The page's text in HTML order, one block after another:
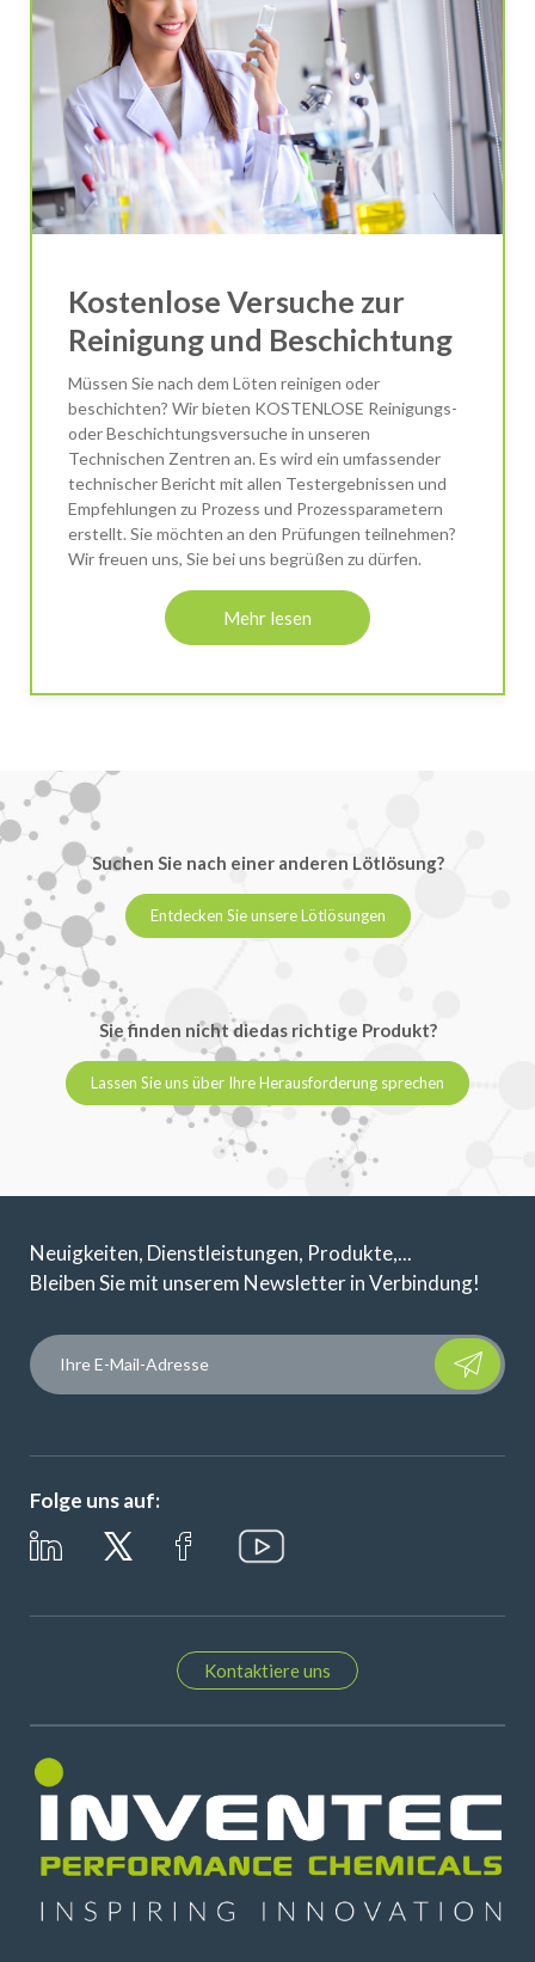
Kostenlose Versuche zur
Reinigung und Beschichtung
Müssen Sie nach dem Löten reinigen oder
beschichten? Wir bieten KOSTENLOSE Reinigungs-
oder Beschichtungsversuche in unseren
Technischen Zentren an. Es wird ein umfassender
technischer Bericht mit allen Testergebnissen und
Empfehlungen zu Prozess und Prozessparametern
erstellt. Sie möchten an den Prüfungen teilnehmen?
Wir freuen uns, Sie bei uns begrüßen zu dürfen.
Mehr lesen
Suchen Sie nach einer anderen Lötlösung?
Entdecken Sie unsere Lötlösungen
Sie finden nicht diedas richtige Produkt?
Lassen Sie uns über Ihre Herausforderung sprechen
Neuigkeiten, Dienstleistungen, Produkte,...
Bleiben Sie mit unserem Newsletter in Verbindung!
Please
Folge uns auf:
Kontaktiere uns